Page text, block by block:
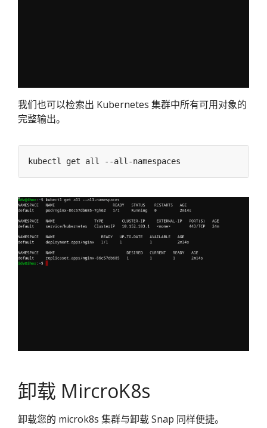
我们也可以检索出 Kubernetes 集群中所有可用对象的
完整输出。
卸载 MircroK8s
卸载您的 microk8s 集群与卸载 Snap 同样便捷。